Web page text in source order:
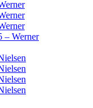
– Werner